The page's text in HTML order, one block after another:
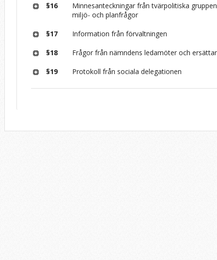
§16
Minnesanteckningar från tvärpolitiska
miljö- och planfrågor
§17 Information från förvaltningen
§18 Frågor från nämndens ledamöter och
§19 Protokoll från sociala delegationen